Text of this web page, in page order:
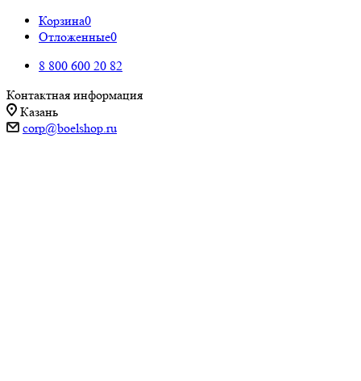
Корзина0
Отложенные0
8 800 600 20 82
Контактная информация
Казань
corp@boelshop.ru